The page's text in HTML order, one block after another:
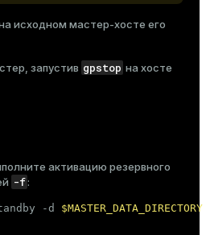
исходном мастер-хосте его
, запустив gpstop на хосте
активацию резервного
-f:
-d $MASTER_DATA_DIRECTORY